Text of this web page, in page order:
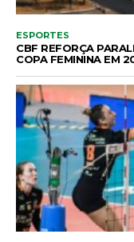
ESPORTES
CBF REFORÇA
COPA FEMININA EM